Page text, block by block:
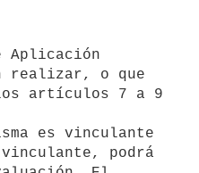
realizar, o que
artículos 7 a 9
es vinculante
podrá